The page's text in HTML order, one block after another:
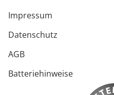
Impressum
Datenschutz
AGB
Batteriehinweise